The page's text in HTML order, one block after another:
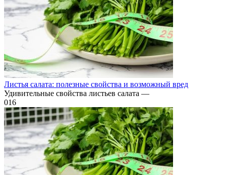
Листья салата: полезные свойства и возможный вред
Удивительные свойства листьев салата —
016